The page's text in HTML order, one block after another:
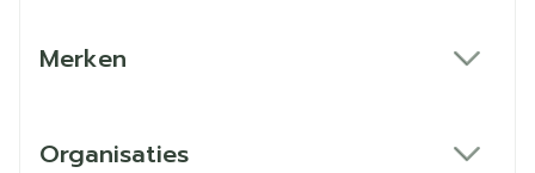
Merken
Organisaties